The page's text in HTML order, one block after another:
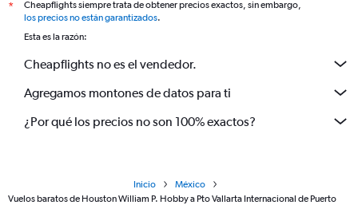
*
Cheapflights siempre trata de obtener precios exactos, sin embargo,
los precios no están garantizados.
Esta es la razón:
Cheapflights no es el vendedor.
Agregamos montones de datos para ti
¿Por qué los precios no son 100% exactos?
Inicio
México
Vuelos baratos de Houston William P. Hobby a Pto Vallarta Internacional de Puerto